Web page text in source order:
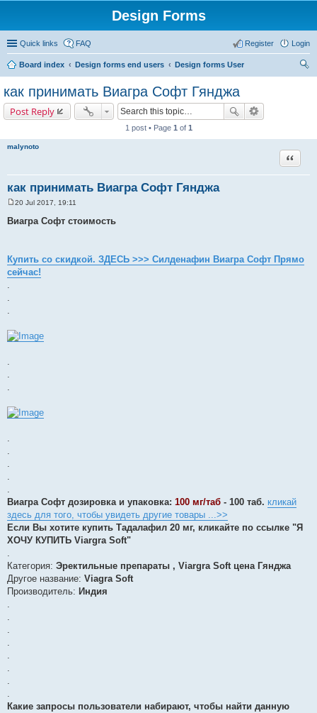
Design Forms
Quick links FAQ Login
Register
Board index Design forms end users
Design forms User
как принимать Виагра Софт Гянджа
Post Reply
1 post • Page 1 of 1
malynoto
как принимать Виагра Софт Гянджа
Quote
s
20 Jul 2017, 19:11
Виагра Софт стоимость
Купить со скидкой. ЗДЕСЬ >>> Силденафин Виагра Софт Прямо
сейчас!
.
.
.
.
.
.
.
.
.
.
.
Виагра Софт дозировка и упаковка: 100 мг/таб - 100 таб. кликай
здесь для того, чтобы увидеть другие товары ...>>
Если Вы хотите купить Тадалафил 20 мг, кликайте по ссылке "Я
ХОЧУ КУПИТЬ Viargra Soft"
.
Категория: Эректильные препараты , Viargra Soft цена Гянджа
Другое название: Viagra Soft
Производитель: Индия
.
.
.
.
.
.
.
.
Какие запросы пользователи набирают, чтобы найти данную